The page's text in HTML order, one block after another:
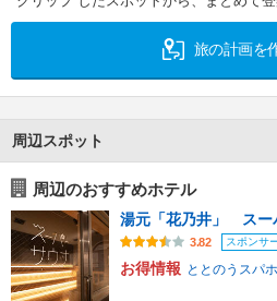
旅の計画を
周辺スポット
周辺のおすすめホテル
湯元「花乃井」 スー
3.82 スポンサ
お得情報 ととのうスパホ